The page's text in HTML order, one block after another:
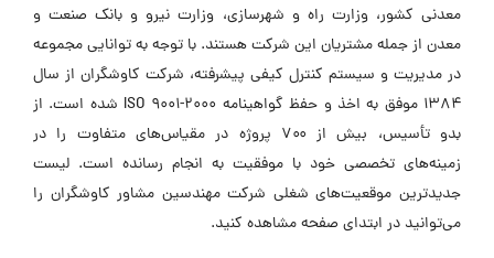
معدنی کشور، وزارت راه و شهرسازی، وزارت نیرو و بانک صنعت و
معدن از جمله مشتریان این شرکت هستند. با توجه به توانایی مجموعه
در مدیریت و سیستم کنترل کیفی پیشرفته، شرکت کاوشگران از سال
۱۳۸۴ موفق به اخذ و حفظ گواهینامه ISO 9001-2000 شده است. از
بدو تأسیس، بیش از ۷۰۰ پروژه در مقیاس‌های متفاوت را در
زمینه‌های تخصصی خود با موفقیت به انجام رسانده است. لیست
جدیدترین موقعیت‌های شغلی شرکت مهندسین مشاور کاوشگران را
می‌توانید در ابتدای صفحه مشاهده کنید.